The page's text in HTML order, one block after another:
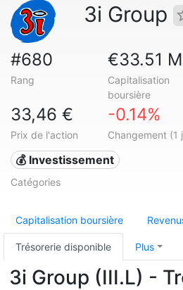
3i Group
#680
Rang
€33.51
Capitalisation
boursière
33,46 €
Prix de l'action
-0.14%
Changement (1
💰 Investissement
Catégories
Capitalisation boursière
Trésorerie disponible Plus
3i Group (III.L) -